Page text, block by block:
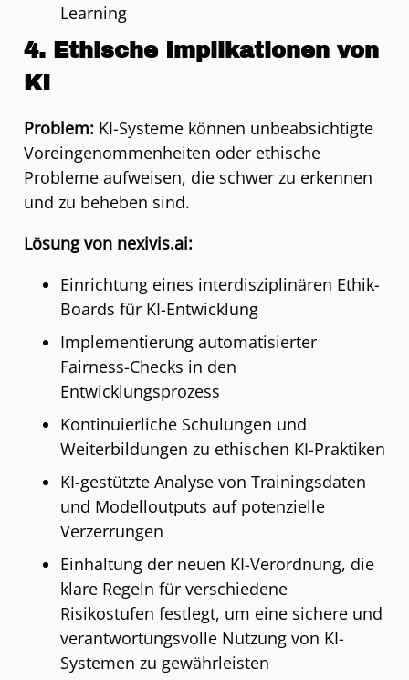
Learning
4. Ethische Implikationen von
KI
Problem: KI-Systeme können unbeabsichtigte
Voreingenommenheiten oder ethische
Probleme aufweisen, die schwer zu erkennen
und zu beheben sind.
Lösung von nexivis.ai:
Einrichtung eines interdisziplinären Ethik-
Boards für KI-Entwicklung
Implementierung automatisierter
Fairness-Checks in den
Entwicklungsprozess
Kontinuierliche Schulungen und
Weiterbildungen zu ethischen KI-Praktiken
KI-gestützte Analyse von Trainingsdaten
und Modelloutputs auf potenzielle
Verzerrungen
Einhaltung der neuen KI-Verordnung, die
klare Regeln für verschiedene
Risikostufen festlegt, um eine sichere und
verantwortungsvolle Nutzung von KI-
Systemen zu gewährleisten